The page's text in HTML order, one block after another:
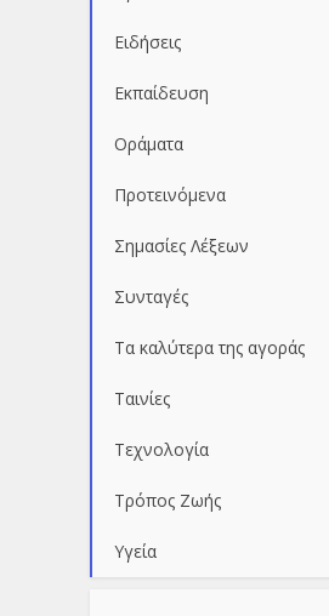
Ειδήσεις
Εκπαίδευση
Οράματα
Προτεινόμενα
Σημασίες Λέξεων
Συνταγές
Τα καλύτερα της αγοράς
Ταινίες
Τεχνολογία
Τρόπος Ζωής
Υγεία